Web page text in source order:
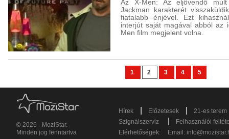
Az X-Men: Az eljövendő
Jackman karakterét
fiatalabb énjével. Ezt
interjút saját magával abból az
Men film megjelent volna.
1 2 3 4 5
© 2026 - MoziStar.
Minden jog fenntartva
Hírek Előzetesek
21-es terem
Szignálszerviz
Felhasználói
Elérhetőségek:
Email: